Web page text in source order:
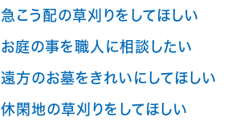
急こう配の草刈りをしてほしい
お庭の事を職人に相談したい
遠方のお墓をきれいにしてほしい
休閑地の草刈りをしてほしい